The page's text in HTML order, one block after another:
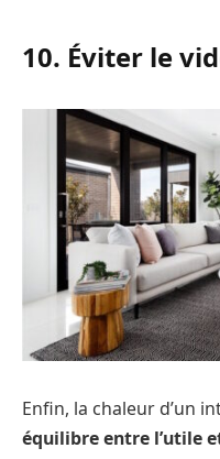
10. Éviter le
Enfin, la chaleur d’un
équilibre entre l’utile